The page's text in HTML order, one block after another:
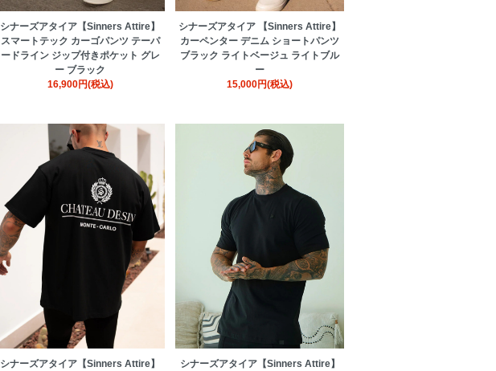
シナーズアタイア【Sinners Attire】
スマートテック カーゴパンツ テーパ
ードライン ジップ付きポケット グレ
ー ブラック
16,900円(税込)
シナーズアタイア 【Sinners Attire】
カーペンター デニム ショートパンツ
ブラック ライトベージュ ライトブル
ー
15,000円(税込)
シナーズアタイア【Sinners Attire】
シナーズアタイア【Sinners Attire】